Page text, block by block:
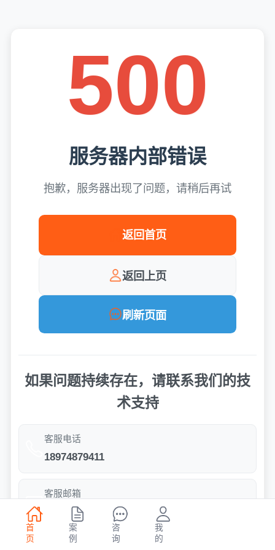
500
服务器内部错误
抱歉，服务器出现了问题，请稍后再试
返回首页
返回上页
刷新页面
如果问题持续存在，请联系我们的技
术支持
客服电话
18974879411
客服邮箱
164653961@qq.com
首
页
案
例
咨
询
我
的